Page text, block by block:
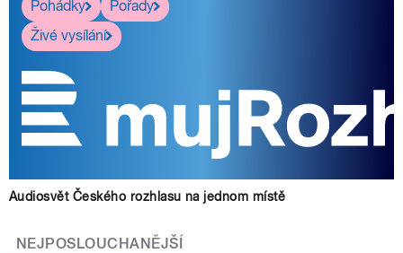
Pohádky
Pořady
Živé vysílání
Audiosvět Českého rozhlasu na jednom místě
NEJPOSLOUCHANĚJŠÍ